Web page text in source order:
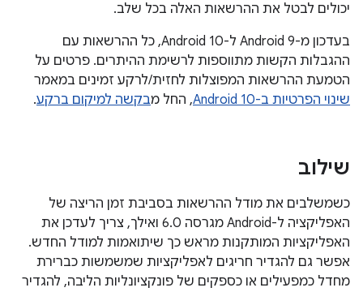
יכולים לבטל את ההרשאות האלה בכל שלב.
בעדכון מ-Android 9 ל-Android 10, כל ההרשאות עם
ההגבלות הקשות מתווספות לרשימת ההיתרים. פרטים על
הטמעת ההרשאות המפוצלות לחזית/לרקע זמינים במאמר
שינוי הפרטיות ב-Android 10
, החל מבקשה למיקום ברקע.
שילוב
כשמשלבים את מודל ההרשאות בסביבת זמן הריצה של
האפליקציה ל-Android מגרסה 6.0 ואילך, צריך לעדכן את
האפליקציות המותקנות מראש כך שיתואמות למודל החדש.
אפשר גם להגדיר חריגים לאפליקציות שמשמשות כברירת
מחדל כמפעילים או כספקים של פונקציונליות הליבה, להגדיר